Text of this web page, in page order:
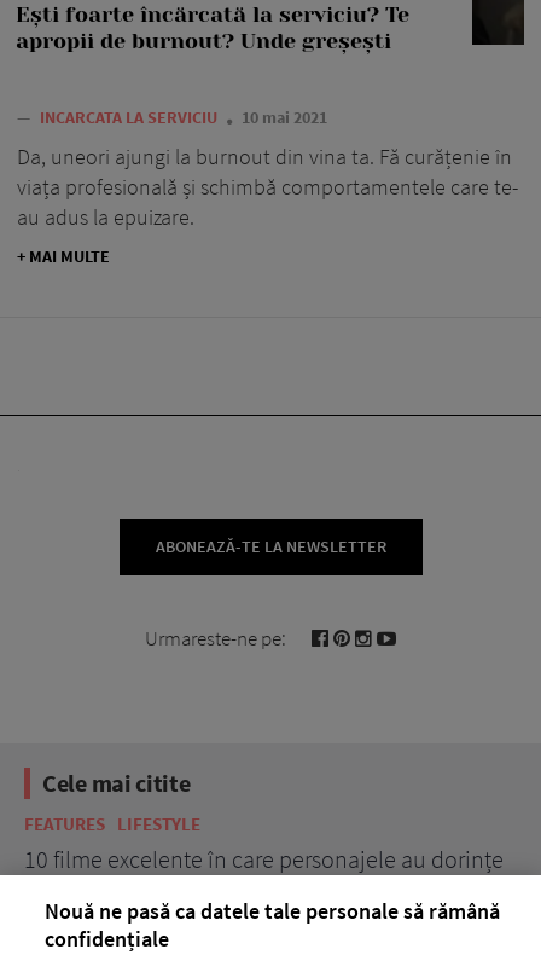
Ești foarte încărcată la serviciu? Te
apropii de burnout? Unde greșești
— INCARCATA LA SERVICIU 10 mai 2021
Da, uneori ajungi la burnout din vina ta. Fă curățenie în
viața profesională și schimbă comportamentele care te-
au adus la epuizare.
+ MAI MULTE
ABONEAZĂ-TE LA NEWSLETTER
Urmareste-ne pe:
Cele mai citite
FEATURES LIFESTYLE
10 filme excelente în care personajele au dorințe
Nouă ne pasă ca datele tale personale să rămână
confidențiale